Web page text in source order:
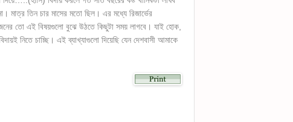
মাত্র তিন চার মাসের মতো ছিল। এর মধ্যে রিজার্ভের
তো এই বিষয়গুলো বুঝে উঠতে কিছুটা সময় লাগবে। যাই হোক,
নিতে চাচ্ছি। এই ব্যাখ্যাগুলো দিয়েছি যেন দেশবাসী আমাকে